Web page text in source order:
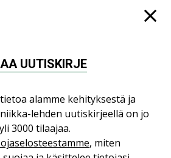
UUTISKIRJE
alamme kehityksestä ja
lehden uutiskirjeellä on jo
yli 3000 tilaajaa.
, miten